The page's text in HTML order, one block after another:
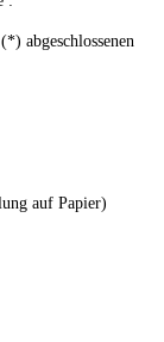
abgeschlossenen
auf Papier)